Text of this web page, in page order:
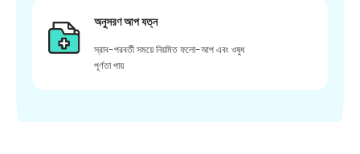
অনুসরণ আপ যত্ন
স্রাব-পরবর্তী সময়ে নিয়মিত ফলো-আপ এবং ওষুধ
পূর্ণতা পায়